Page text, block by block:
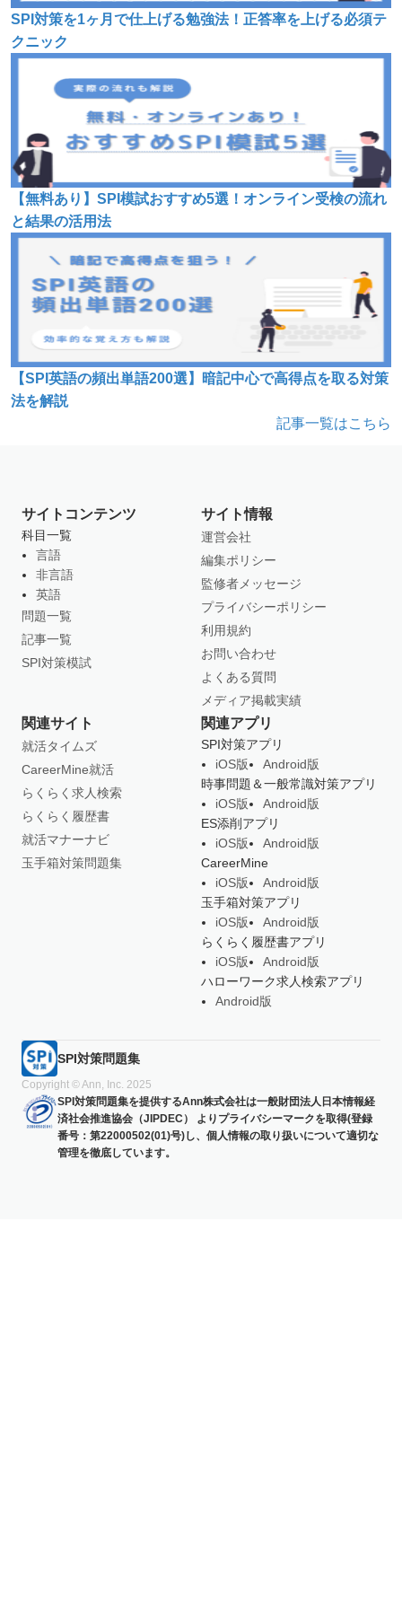
SPI対策を1ヶ月で仕上げる勉強法！正答率を上げる必須テ
クニック
【無料あり】SPI模試おすすめ5選！オンライン受検の流れ
と結果の活用法
【SPI英語の頻出単語200選】暗記中心で高得点を取る対策
法を解説
記事一覧はこちら
サイトコンテンツ
科目一覧
言語
非言語
英語
問題一覧
記事一覧
SPI対策模試
サイト情報
運営会社
編集ポリシー
監修者メッセージ
プライバシーポリシー
利用規約
お問い合わせ
よくある質問
メディア掲載実績
関連サイト
就活タイムズ
CareerMine就活
らくらく求人検索
らくらく履歴書
就活マナーナビ
玉手箱対策問題集
関連アプリ
SPI対策アプリ
iOS版
Android版
時事問題＆一般常識対策アプリ
iOS版
Android版
ES添削アプリ
iOS版
Android版
CareerMine
iOS版
Android版
玉手箱対策アプリ
iOS版
Android版
らくらく履歴書アプリ
iOS版
Android版
ハローワーク求人検索アプリ
Android版
SPI対策問題集
Copyright © Ann, Inc. 2025
SPI対策問題集を提供するAnn株式会社は一般財団法人日本情報経
済社会推進協会（JIPDEC） よりプライバシーマークを取得(登録
番号：第22000502(01)号)し、個人情報の取り扱いについて適切な
管理を徹底しています。